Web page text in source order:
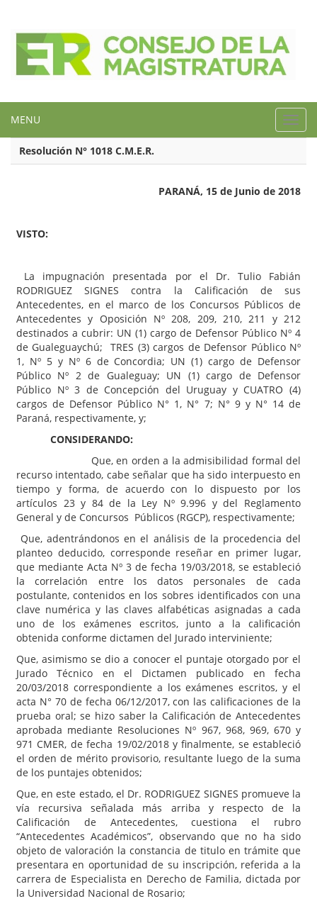
MENU
Resolución N° 1018 C.M.E.R.
PARANÁ, 15 de Junio de 2018
VISTO:
La impugnación presentada por el Dr. Tulio Fabián
RODRIGUEZ SIGNES contra la Calificación de sus
Antecedentes, en el marco de los Concursos Públicos de
Antecedentes y Oposición Nº 208, 209, 210, 211 y 212
destinados a cubrir: UN (1) cargo de Defensor Público Nº 4
de Gualeguaychú; TRES (3) cargos de Defensor Público Nº
1, Nº 5 y Nº 6 de Concordia; UN (1) cargo de Defensor
Público Nº 2 de Gualeguay; UN (1) cargo de Defensor
Público Nº 3 de Concepción del Uruguay y CUATRO (4)
cargos de Defensor Público N° 1, N° 7; N° 9 y N° 14 de
Paraná, respectivamente, y;
CONSIDERANDO:
Que, en orden a la admisibilidad formal del
recurso intentado, cabe señalar que ha sido interpuesto en
tiempo y forma, de acuerdo con lo dispuesto por los
artículos 23 y 84 de la Ley Nº 9.996 y del Reglamento
General y de Concursos Públicos (RGCP), respectivamente;
Que, adentrándonos en el análisis de la procedencia del
planteo deducido, corresponde reseñar en primer lugar,
que mediante Acta Nº 3 de fecha 19/03/2018, se estableció
la correlación entre los datos personales de cada
postulante, contenidos en los sobres identificados con una
clave numérica y las claves alfabéticas asignadas a cada
uno de los exámenes escritos, junto a la calificación
obtenida conforme dictamen del Jurado interviniente;
Que, asimismo se dio a conocer el puntaje otorgado por el
Jurado Técnico en el Dictamen publicado en fecha
20/03/2018 correspondiente a los exámenes escritos, y el
acta N° 70 de fecha 06/12/2017, con las calificaciones de la
prueba oral; se hizo saber la Calificación de Antecedentes
aprobada mediante Resoluciones Nº 967, 968, 969, 670 y
971 CMER, de fecha 19/02/2018 y finalmente, se estableció
el orden de mérito provisorio, resultante luego de la suma
de los puntajes obtenidos;
Que, en este estado, el Dr. RODRIGUEZ SIGNES promueve la
vía recursiva señalada más arriba y respecto de la
Calificación de Antecedentes, cuestiona el rubro
“Antecedentes Académicos”, observando que no ha sido
objeto de valoración la constancia de titulo en trámite que
presentara en oportunidad de su inscripción, referida a la
carrera de Especialista en Derecho de Familia, dictada por
la Universidad Nacional de Rosario;